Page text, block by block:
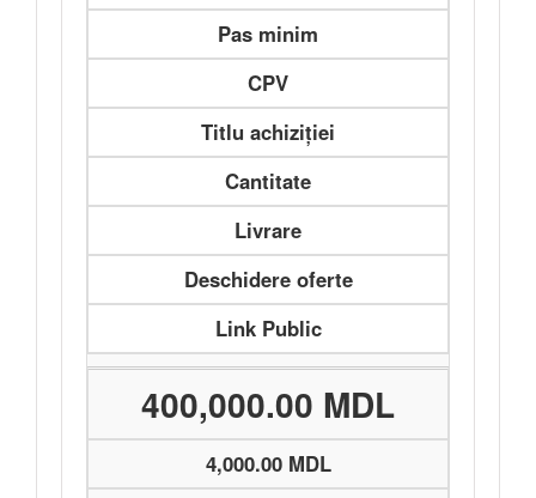
Pas minim
CPV
Titlu achiziției
Cantitate
Livrare
Deschidere oferte
Link Public
400,000.00 MDL
4,000.00 MDL